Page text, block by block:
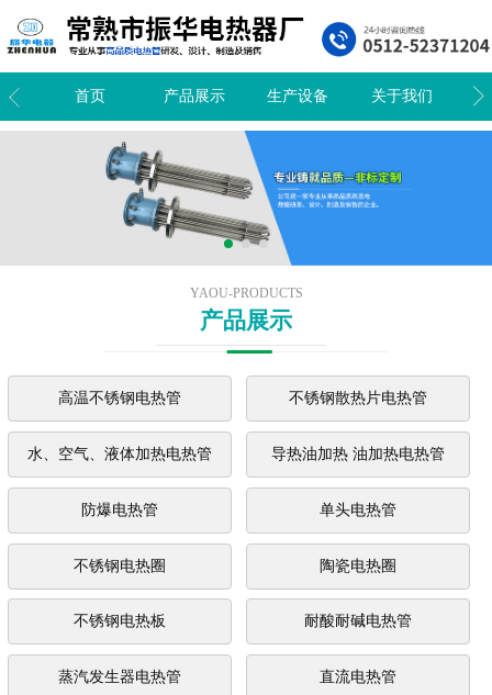
首页 产品展示 生产设备 关于我们
YAOU-PRODUCTS
产品展示
高温不锈钢电热管 不锈钢散热片电热管
水、空气、液体加热电热管 导热油加热 油加热电热管
防爆电热管 单头电热管
不锈钢电热圈 陶瓷电热圈
不锈钢电热板 耐酸耐碱电热管
蒸汽发生器电热管 直流电热管